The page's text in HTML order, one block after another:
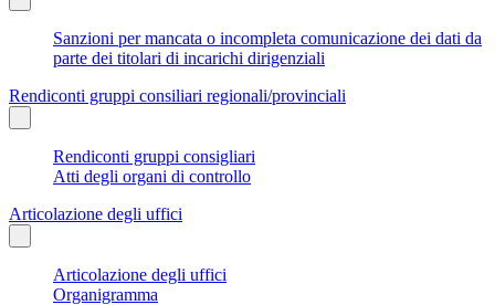
Sanzioni per mancata o incompleta comunicazione dei dati da
parte dei titolari di incarichi dirigenziali
Rendiconti gruppi consiliari regionali/provinciali
Rendiconti gruppi consigliari
Atti degli organi di controllo
Articolazione degli uffici
Articolazione degli uffici
Organigramma